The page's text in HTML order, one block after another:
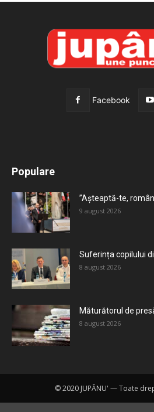
Facebook
Populare
”Așteaptă-te,
9 august 2026
Suferința copilului
8 august 2026
Măturătorul de
8 august 2026
© 2020 JUPÂNU' — Toate